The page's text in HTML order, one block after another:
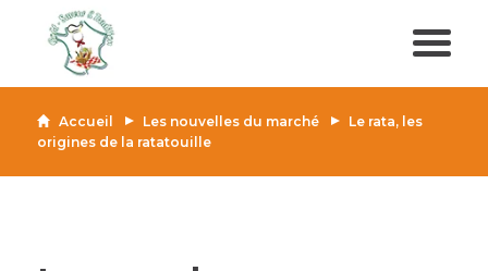
Accueil Les nouvelles du marché
Le rata, les
origines de la ratatouille